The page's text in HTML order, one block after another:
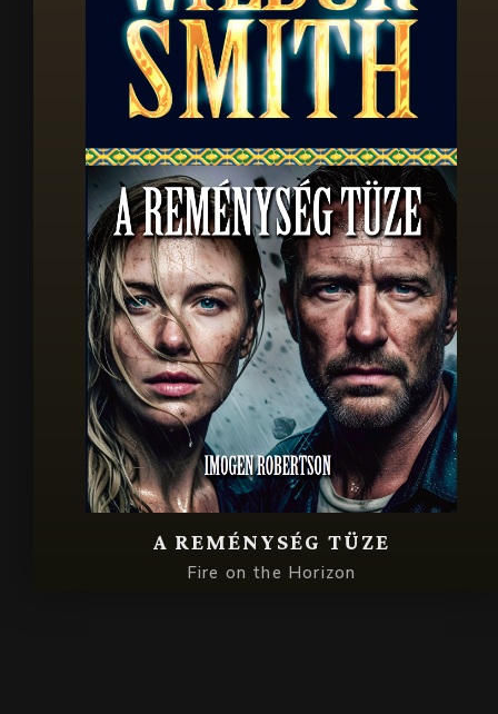
A REMÉNYSÉG TÜZE
Fire on the Horizon